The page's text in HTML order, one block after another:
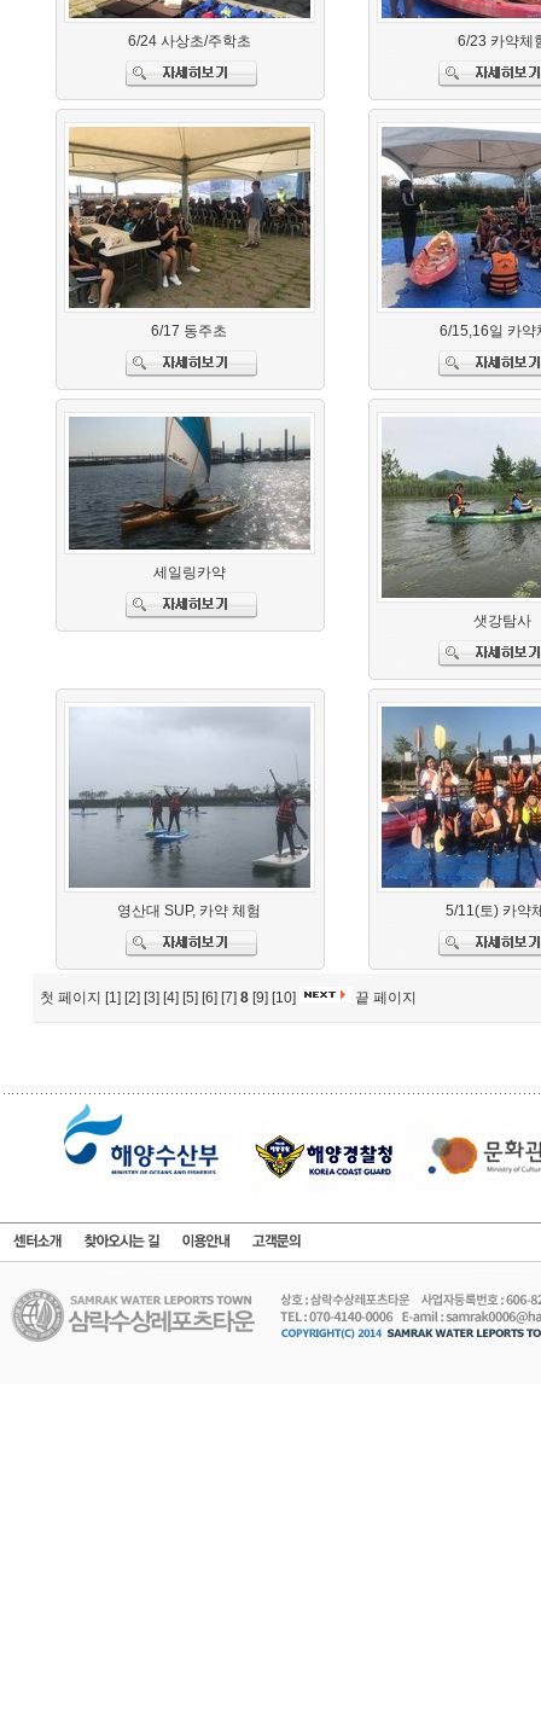
6/24 사상초/주학초 6/23 카약체
6/17 동주초 6/15,16일 카약
세일링카약
샛강탐사
영산대 SUP, 카약 체험 5/11(토) 카약
첫 페이지 [1] [2] [3] [4] [5] [6] [7] 8 [9] [10] 끝 페이지